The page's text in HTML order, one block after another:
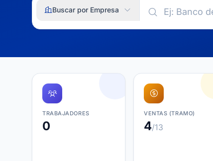
Buscar por Empresa
TRABAJADORES
0
VENTAS (TRAMO)
4/13